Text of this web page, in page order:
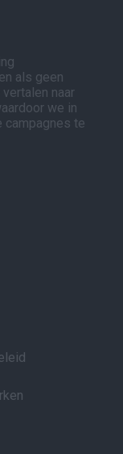
als geen
naar
we in
campagnes te